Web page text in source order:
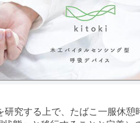
究する上で、たばこ一服休憩